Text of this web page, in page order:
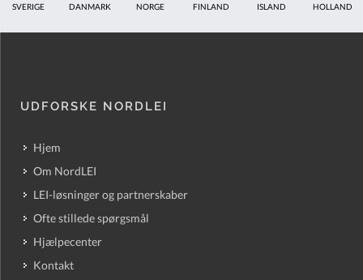
ISLAND HOLLAND STORBRITANNIEN INDIEN ESTLAND
UDFORSKE NORDLEI
Hjem
Om NordLEI
LEI-løsninger og partnerskaber
Ofte stillede spørgsmål
Hjælpecenter
Kontakt